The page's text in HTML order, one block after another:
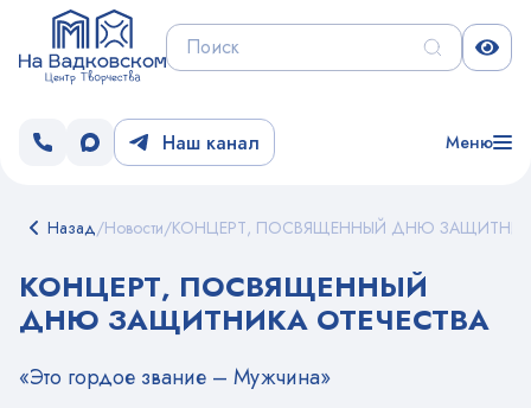
Наш канал Меню
Назад/Новости/КОНЦЕРТ, ПОСВЯЩЕННЫЙ ДНЮ
КОНЦЕРТ, ПОСВЯЩЕННЫЙ
ДНЮ ЗАЩИТНИКА ОТЕЧЕСТВА
«Это гордое звание – Мужчина»